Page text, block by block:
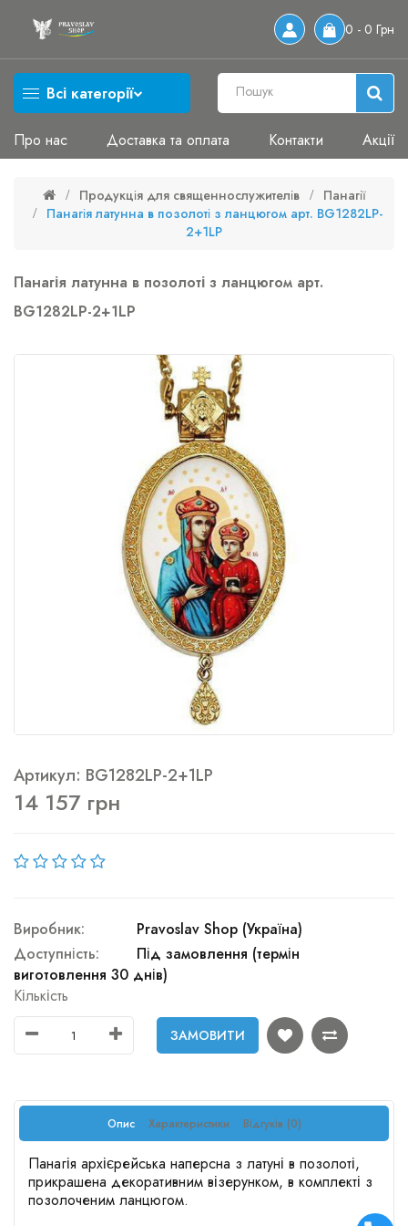
0 - 0 Грн
Всі категорії
Про нас Доставка та оплата Контакти Акції
Продукція для священнослужителів
Панагії
Панагія латунна в позолоті з ланцюгом арт. BG1282LP-
2+1LP
Панагія латунна в позолоті з ланцюгом арт.
BG1282LP-2+1LP
Артикул: BG1282LP-2+1LP
14 157 грн
Виробник:
Pravoslav Shop (Україна)
Доступність:
Під замовлення (термін
виготовлення 30 днів)
Кількість
ЗАМОВИТИ
Опис Характеристики Відгуків (0)
Панагія архієрейська наперсна з латуні в позолоті,
прикрашена декоративним візерунком, в комплекті з
позолоченим ланцюгом.